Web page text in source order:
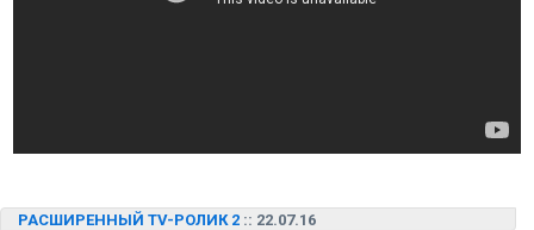
РАСШИРЕННЫЙ TV-РОЛИК 2 :: 22.07.16